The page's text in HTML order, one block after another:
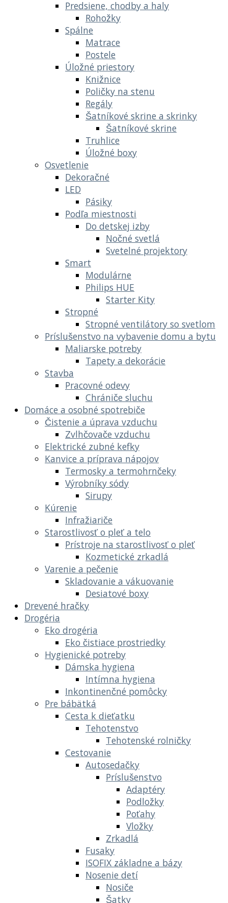
Predsiene, chodby a haly
Rohožky
Spálne
Matrace
Postele
Úložné priestory
Knižnice
Poličky na stenu
Regály
Šatníkové skrine a skrinky
Šatníkové skrine
Truhlice
Úložné boxy
Osvetlenie
Dekoračné
LED
Pásiky
Podľa miestnosti
Do detskej izby
Nočné svetlá
Svetelné projektory
Smart
Modulárne
Philips HUE
Starter Kity
Stropné
Stropné ventilátory so svetlom
Príslušenstvo na vybavenie domu a bytu
Maliarske potreby
Tapety a dekorácie
Stavba
Pracovné odevy
Chrániče sluchu
Domáce a osobné spotrebiče
Čistenie a úprava vzduchu
Zvlhčovače vzduchu
Elektrické zubné kefky
Kanvice a príprava nápojov
Termosky a termohrnčeky
Výrobníky sódy
Sirupy
Kúrenie
Infražiariče
Starostlivosť o pleť a telo
Prístroje na starostlivosť o pleť
Kozmetické zrkadlá
Varenie a pečenie
Skladovanie a vákuovanie
Desiatové boxy
Drevené hračky
Drogéria
Eko drogéria
Eko čistiace prostriedky
Hygienické potreby
Dámska hygiena
Intímna hygiena
Inkontinenčné pomôcky
Pre bábätká
Cesta k dieťatku
Tehotenstvo
Tehotenské rolničky
Cestovanie
Autosedačky
Príslušenstvo
Adaptéry
Podložky
Poťahy
Vložky
Zrkadlá
Fusaky
ISOFIX základne a bázy
Nosenie detí
Nosiče
Šatky